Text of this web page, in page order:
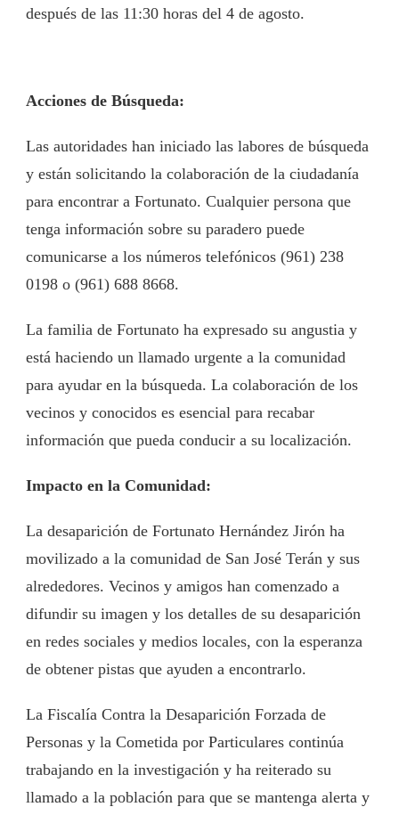
después de las 11:30 horas del 4 de agosto.
Acciones de Búsqueda:
Las autoridades han iniciado las labores de búsqueda
y están solicitando la colaboración de la ciudadanía
para encontrar a Fortunato. Cualquier persona que
tenga información sobre su paradero puede
comunicarse a los números telefónicos (961) 238
0198 o (961) 688 8668.
La familia de Fortunato ha expresado su angustia y
está haciendo un llamado urgente a la comunidad
para ayudar en la búsqueda. La colaboración de los
vecinos y conocidos es esencial para recabar
información que pueda conducir a su localización.
Impacto en la Comunidad:
La desaparición de Fortunato Hernández Jirón ha
movilizado a la comunidad de San José Terán y sus
alrededores. Vecinos y amigos han comenzado a
difundir su imagen y los detalles de su desaparición
en redes sociales y medios locales, con la esperanza
de obtener pistas que ayuden a encontrarlo.
La Fiscalía Contra la Desaparición Forzada de
Personas y la Cometida por Particulares continúa
trabajando en la investigación y ha reiterado su
llamado a la población para que se mantenga alerta y